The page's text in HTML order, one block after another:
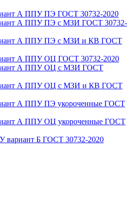
А ППУ ПЭ ГОСТ 30732-2020
А ППУ ПЭ с МЗИ ГОСТ 30732-
А ППУ ПЭ с МЗИ и КВ ГОСТ
А ППУ ОЦ ГОСТ 30732-2020
А ППУ ОЦ с МЗИ ГОСТ
А ППУ ОЦ с МЗИ и КВ ГОСТ
А ППУ ПЭ укороченные ГОСТ
А ППУ ОЦ укороченные ГОСТ
Б ГОСТ 30732-2020